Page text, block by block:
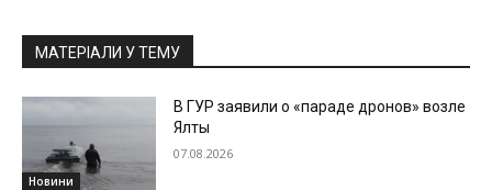
МАТЕРІАЛИ У ТЕМУ
Новини
В ГУР заявили о «параде дронов» возле
Ялты
07.08.2026